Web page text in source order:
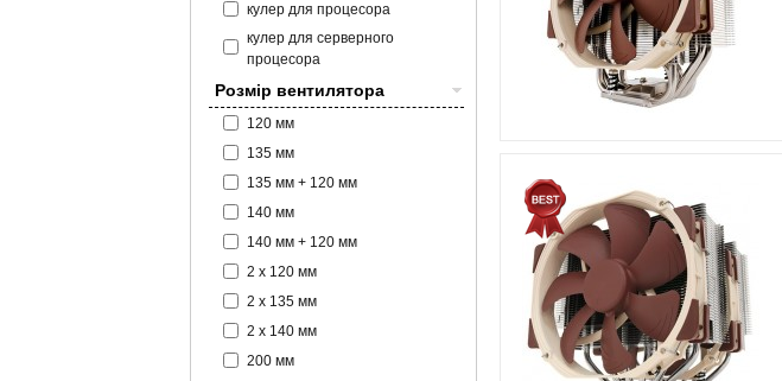
кулер для процесора
кулер для серверного
процесора
Розмір вентилятора
120 мм
135 мм
135 мм + 120 мм
140 мм
140 мм + 120 мм
2 x 120 мм
2 x 135 мм
2 x 140 мм
200 мм